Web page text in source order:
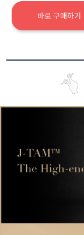
바로 구매하기